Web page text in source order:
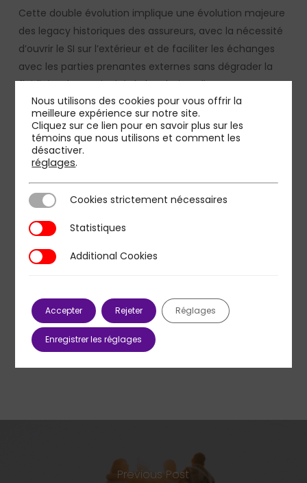
Cette double évolution implique une évolution majeure
des legacy historiques des assureurs, avec la nécessité
d’ouvrir le SI sur l’extérieur et de faciliter les échanges
avec les parties prenantes externes sans dégrader la
fluidité et la continuité de la relation client.
Pour les années à venir, et dans un contexte où le «
produit assurance » tend à se banaliser, les vainqueurs
de demain seront ceux qui gagneront la bataille de la
relation client.
Consultez le programme et retrouvez les
intervenants sur leCercle Lab by Seroni
Previous Post
Nous utilisons des cookies pour vous offrir la
meilleure expérience sur notre site.
Cliquez sur ce lien pour en savoir plus sur les
témoins que nous utilisons et comment les
désactiver.
réglages.
Cookies strictement nécessaires
Cookies strictement nécessaires
StatistiquesStatistiques
Additional Cookies
Additional Cookies
Accepter Rejeter Réglages
Enregistrer les réglages